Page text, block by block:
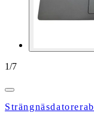
1/7
Strängnäsdatorerab